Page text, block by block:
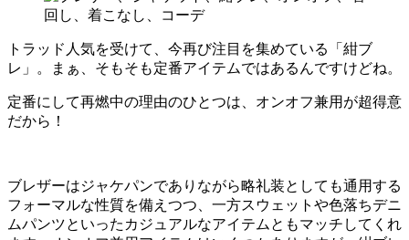
トラッド人気を受けて、今再び注目を集めている「紺ブ
レ」。まぁ、そもそも定番アイテムではあるんですけどね。
定番にして再燃中の理由のひとつは、オンオフ兼用が超得意
だから！
ブレザーはジャケパンでありながら略礼装としても通用する
フォーマルな性質を備えつつ、一方スウェットや色落ちデニ
ムパンツといったカジュアルなアイテムともマッチしてくれ